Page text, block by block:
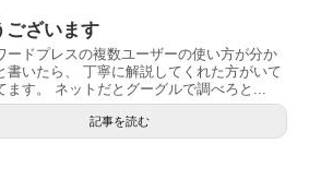
ございます
ードプレスの複数ユーザーの使い方が分か
書いたら、 丁寧に解説してくれた方がいて
ます。 ネットだとグーグルで調べろと...
記事を読む